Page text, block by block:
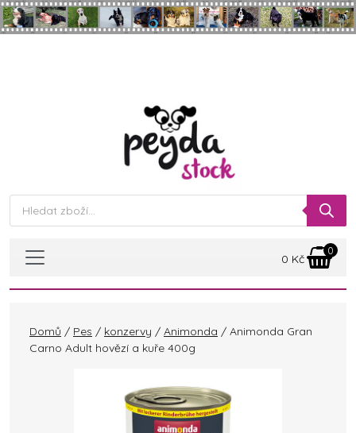
Skip to main content
Products
search
0 Kč
0
Domů / Pes / konzervy / Animonda / Animonda Gran
Carno Adult hovězí a kuře 400g